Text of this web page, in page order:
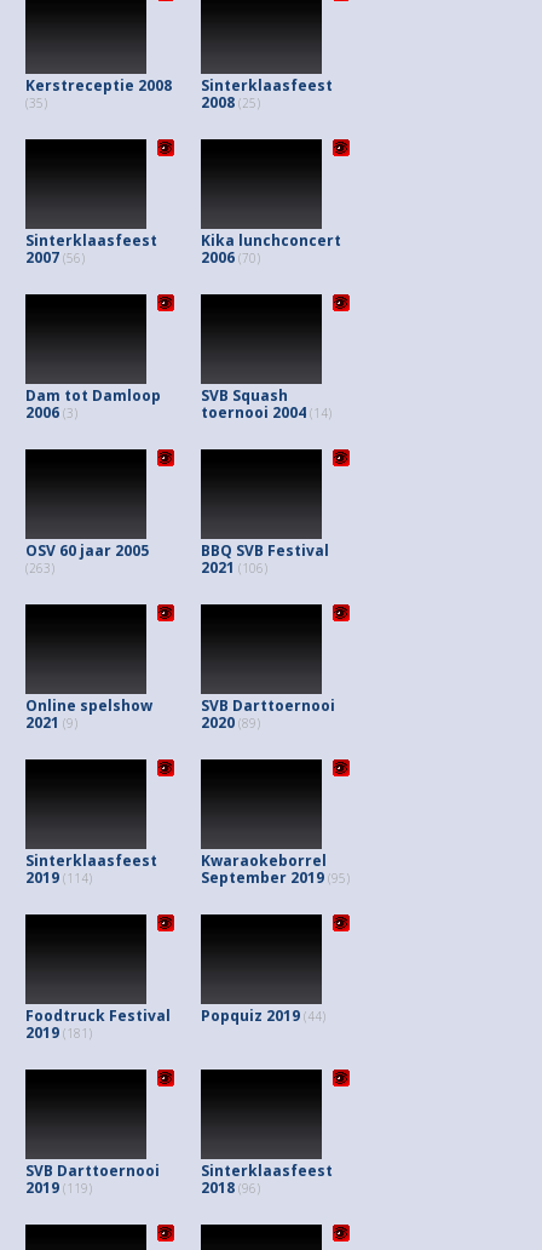
Kerstreceptie 2008
(35)
Sinterklaasfeest
2008 (25)
Sinterklaasfeest
2007 (56)
Kika lunchconcert
2006 (70)
Dam tot Damloop
2006 (3)
SVB Squash
toernooi 2004 (14)
OSV 60 jaar 2005
(263)
BBQ SVB Festival
2021 (106)
Online spelshow
2021 (9)
SVB Darttoernooi
2020 (89)
Sinterklaasfeest
2019 (114)
Kwaraokeborrel
September 2019 (95)
Foodtruck Festival
2019 (181)
Popquiz 2019 (44)
SVB Darttoernooi
2019 (119)
Sinterklaasfeest
2018 (96)